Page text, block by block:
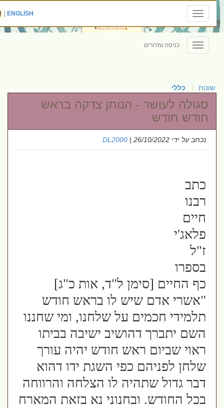
Toggle
navigation
ENGLISH
|
Toggle
navigation
כניסה ומדורים
שונות כללי
סגולה לעושר - הנותן צדקה בראש
חודש חודש
נכתב על ידי DL2000| 26/10/2022
כתב
רבנו
חיים
פלאג'י
ז"ל
בספרו
כף החיים [סימן ל"ד, אות כ"ג]
"אשרי אדם שיש לו בראש חודש
תלמידי חכמים על שלחנו, ומי שחננו
השם יתברך דהושיב ישיבה בביתו
ראוי שביום ראש חודש יהיה עורך
שלחן לפניהם כפי השגת ידו דהוא
דבר גדול שתהיה לו הצלחה והרווחה
בכל החודש. ובחנוני נא בזאת המארח